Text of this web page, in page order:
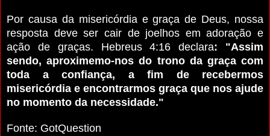
Por causa da misericórdia e graça de Deus, nossa
resposta deve ser cair de joelhos em adoração e
ação de graças. Hebreus 4:16 declara: "Assim
sendo, aproximemo-nos do trono da graça com
toda a confiança, a fim de recebermos
misericórdia e encontrarmos graça que nos ajude
no momento da necessidade."
Fonte: GotQuestion